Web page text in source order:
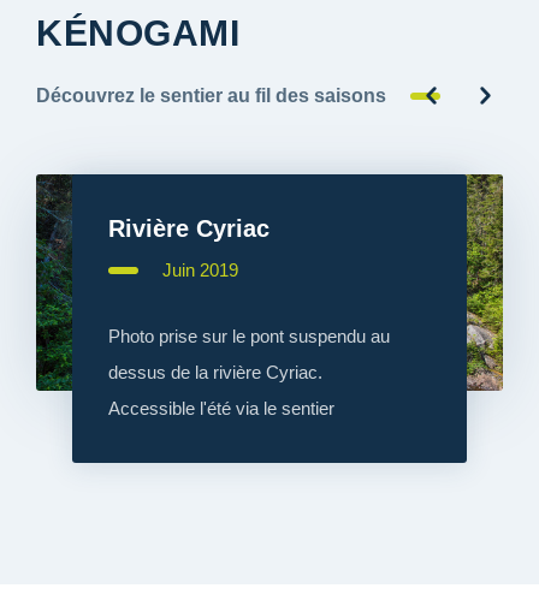
KÉNOGAMI
Découvrez le sentier au fil des saisons
Rivière Cyriac
Juin 2019
Photo prise sur le pont suspendu au
dessus de la rivière Cyriac.
Accessible l'été via le sentier